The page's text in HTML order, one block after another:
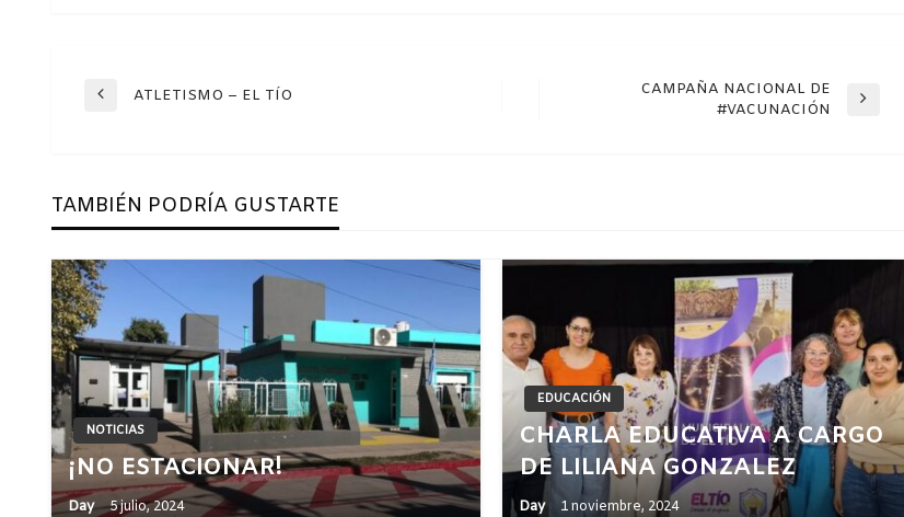
Navegación
entradas
EntradaATLETISMO – EL TÍO
CAMPAÑA NACIONAL DE
#VACUNACIÓN
TAMBIÉN PODRÍA GUSTARTE
NOTICIAS
¡NO ESTACIONAR!
Day 5 julio, 2024
EDUCACIÓN
CHARLA EDUCATIVA A CARGO
DE LILIANA GONZALEZ
Day 1 noviembre, 2024